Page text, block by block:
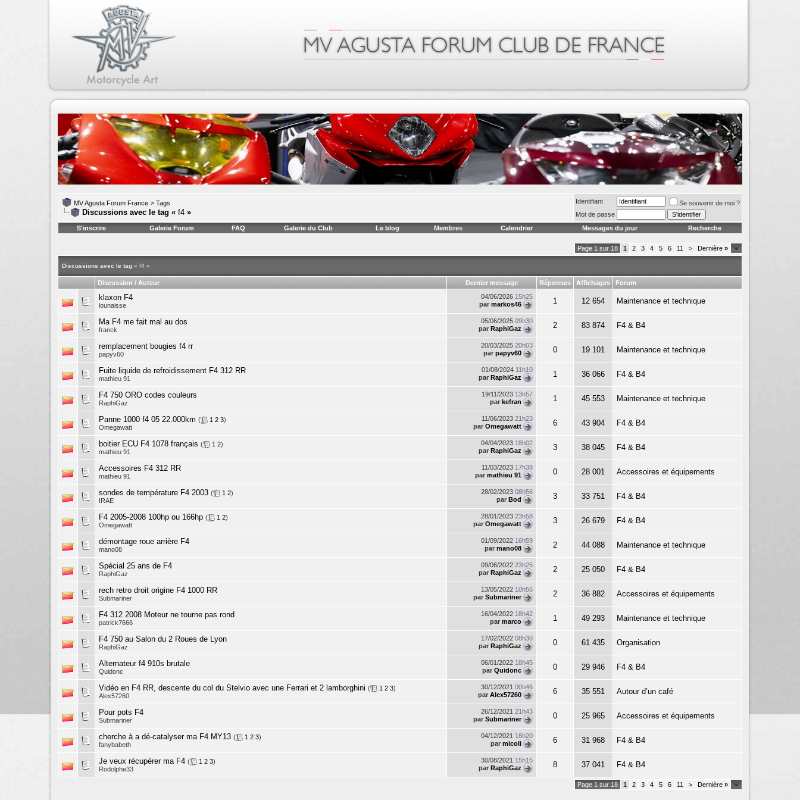
MV Agusta Forum France > Tags
Discussions avec le tag « f4 »
Identifiant
Se souvenir de moi ?
Mot de passe
S'inscrire
Galerie Forum FAQ Galerie du Club Le blog Membres Calendrier Messages du jour Recherche
Page 1 sur 18 1 2 3 4 5 6 11 > Dernière »
Discussions avec le tag « f4 »
Discussion / Auteur Dernier message Réponses Affichages Forum
klaxon F4
lounaisse
04/06/2026 15h25
par markos46 1 12 654 Maintenance et technique
Ma F4 me fait mal au dos
franck
05/06/2025 09h30
par RaphiGaz 2 83 874 F4 & B4
remplacement bougies f4 rr
papyv60
20/03/2025 20h03
par papyv60 0 19 101 Maintenance et technique
Fuite liquide de refroidissement F4 312 RR
mathieu 91
01/08/2024 11h10
par RaphiGaz 1 36 066 F4 & B4
F4 750 ORO codes couleurs
RaphiGaz
19/11/2023 13h57
par kefran 1 45 553 Maintenance et technique
Panne 1000 f4 05 22.000km ( 1 2 3)
Omegawatt
11/06/2023 21h23
par Omegawatt 6 43 904 F4 & B4
boitier ECU F4 1078 français ( 1 2)
mathieu 91
04/04/2023 18h02
par RaphiGaz 3 38 045 F4 & B4
Accessoires F4 312 RR
mathieu 91
11/03/2023 17h38
par mathieu 91 0 28 001 Accessoires et équipements
sondes de température F4 2003 ( 1 2)
IRAE
28/02/2023 08h56
par Bod 3 33 751 F4 & B4
F4 2005-2008 100hp ou 166hp ( 1 2)
Omegawatt
28/01/2023 23h58
par Omegawatt 3 26 679 F4 & B4
démontage roue arrière F4
mano08
01/09/2022 16h59
par mano08 2 44 088 Maintenance et technique
Spécial 25 ans de F4
RaphiGaz
09/06/2022 23h25
par RaphiGaz 2 25 050 F4 & B4
rech retro droit origine F4 1000 RR
Submariner
13/05/2022 10h56
par Submariner 2 36 882 Accessoires et équipements
F4 312 2008 Moteur ne tourne pas rond
patrick7666
16/04/2022 18h42
par marco 1 49 293 Maintenance et technique
F4 750 au Salon du 2 Roues de Lyon
RaphiGaz
17/02/2022 08h30
par RaphiGaz 0 61 435 Organisation
Alternateur f4 910s brutale
Quidonc
06/01/2022 18h45
par Quidonc 0 29 946 F4 & B4
Vidéo en F4 RR, descente du col du Stelvio avec une Ferrari et 2 lamborghini ( 1 2 3)
Alex57260
30/12/2021 00h46
par Alex57260 6 35 551 Autour d’un café
Pour pots F4
Submariner
26/12/2021 21h43
par Submariner 0 25 965 Accessoires et équipements
cherche à a dé-catalyser ma F4 MY13 ( 1 2 3)
fanybabeth
04/12/2021 16h20
par micoli 6 31 968 F4 & B4
Je veux récupérer ma F4 ( 1 2 3)
Rodolphe33
30/08/2021 15h15
par RaphiGaz 8 37 041 F4 & B4
Page 1 sur 18 1 2 3 4 5 6 11 > Dernière »